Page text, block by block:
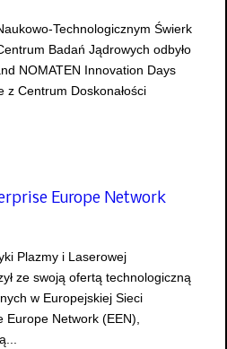
Technologicznym Świerk
Badań Jądrowych odbyło
NOMATEN Innovation Days
z Centrum Doskonałości
Europe Network
Plazmy i Laserowej
ze swoją ofertą technologiczną
w Europejskiej Sieci
Network (EEN),